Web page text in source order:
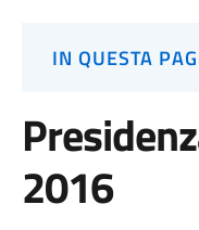
IN QUESTA
2016